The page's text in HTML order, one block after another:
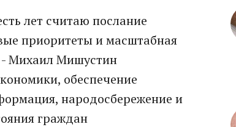
лет считаю послание
приоритеты и масштабная
- Михаил Мишустин
обеспечение
народосбережение и
граждан